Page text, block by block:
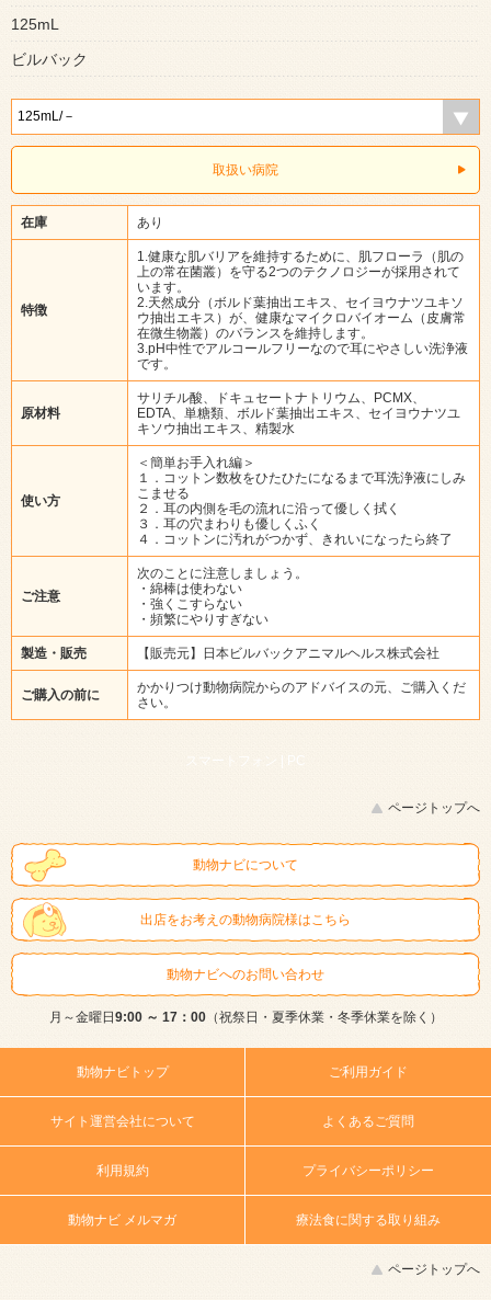
125mL
ビルバック
取扱い病院
在庫 あり
特徴
1.健康な肌バリアを維持するために、肌フローラ（肌の
上の常在菌叢）を守る2つのテクノロジーが採用されて
います。
2.天然成分（ボルド葉抽出エキス、セイヨウナツユキソ
ウ抽出エキス）が、健康なマイクロバイオーム（皮膚常
在微生物叢）のバランスを維持します。
3.pH中性でアルコールフリーなので耳にやさしい洗浄液
です。
原材料
サリチル酸、ドキュセートナトリウム、PCMX、
EDTA、単糖類、ボルド葉抽出エキス、セイヨウナツユ
キソウ抽出エキス、精製水
使い方
＜簡単お手入れ編＞
１．コットン数枚をひたひたになるまで耳洗浄液にしみ
こませる
２．耳の内側を毛の流れに沿って優しく拭く
３．耳の穴まわりも優しくふく
４．コットンに汚れがつかず、きれいになったら終了
ご注意
次のことに注意しましょう。
・綿棒は使わない
・強くこすらない
・頻繁にやりすぎない
製造・販売 【販売元】日本ビルバックアニマルヘルス株式会社
ご購入の前に
かかりつけ動物病院からのアドバイスの元、ご購入くだ
さい。
スマートフォン | PC
ページトップへ
動物ナビについて
出店をお考えの動物病院様はこちら
動物ナビへのお問い合わせ
月～金曜日9:00 ～ 17：00（祝祭日・夏季休業・冬季休業を除く）
動物ナビトップ ご利用ガイド
サイト運営会社について よくあるご質問
利用規約 プライバシーポリシー
動物ナビ メルマガ 療法食に関する取り組み
ページトップへ